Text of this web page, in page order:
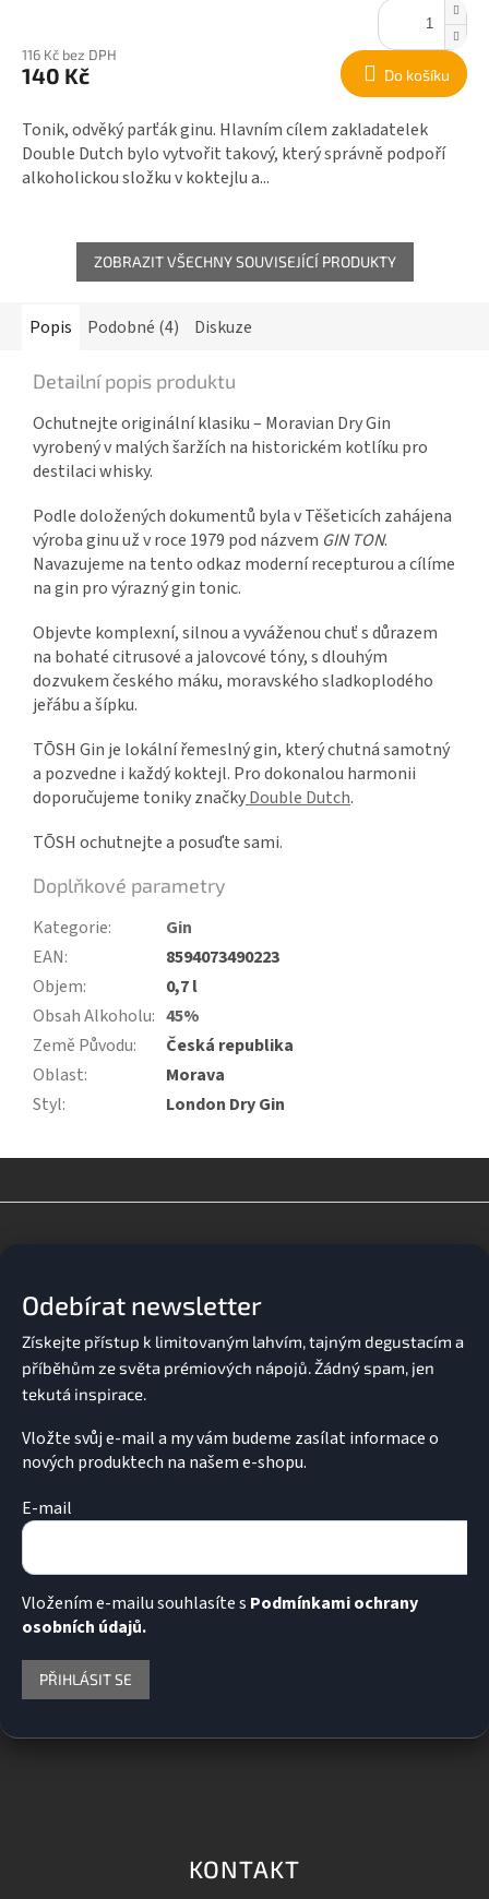
116 Kč bez DPH
140 Kč Do košíku
Tonik, odvěký parťák ginu. Hlavním cílem zakladatelek
Double Dutch bylo vytvořit takový, který správně podpoří
alkoholickou složku v koktejlu a...
ZOBRAZIT VŠECHNY SOUVISEJÍCÍ PRODUKTY
Popis Podobné (4) Diskuze
Detailní popis produktu
Ochutnejte originální klasiku – Moravian Dry Gin
vyrobený v malých šaržích na historickém kotlíku pro
destilaci whisky.
Podle doložených dokumentů byla v Těšeticích zahájena
výroba ginu už v roce 1979 pod názvem GIN TON.
Navazujeme na tento odkaz moderní recepturou a cílíme
na gin pro výrazný gin tonic.
Objevte komplexní, silnou a vyváženou chuť s důrazem
na bohaté citrusové a jalovcové tóny, s dlouhým
dozvukem českého máku, moravského sladkoplodého
jeřábu a šípku.
TŌSH Gin je lokální řemeslný gin, který chutná samotný
a pozvedne i každý koktejl. Pro dokonalou harmonii
doporučujeme toniky značkyDouble Dutch.
TŌSH ochutnejte a posuďte sami.
Doplňkové parametry
Kategorie:
Gin
EAN:
8594073490223
Objem:
0,7 l
Obsah Alkoholu: 45%
Země Původu:
Česká republika
Oblast:
Morava
Styl: London Dry Gin
Odebírat newsletter
Vložte svůj e-mail a my vám budeme zasílat informace o
nových produktech na našem e-shopu.
E-mail
Vložením e-mailu souhlasíte s Podmínkami ochrany
osobních údajů.
PŘIHLÁSIT SE
KONTAKT